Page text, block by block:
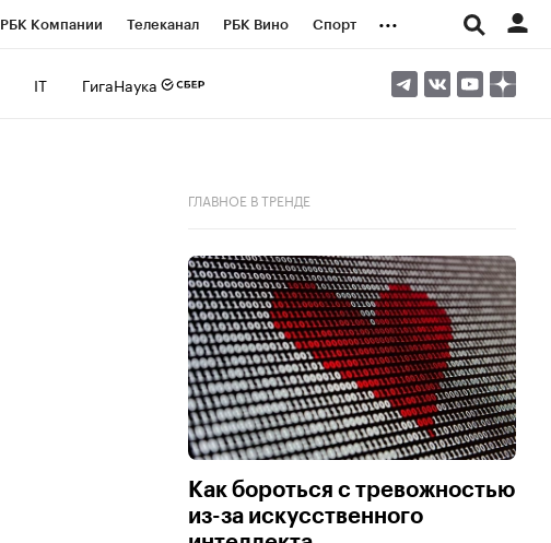
РБК Компании Телеканал РБК Вино Спорт ...
IT ГигаНаука
ГЛАВНОЕ В ТРЕНДЕ
Как бороться с тревожностью
из-за искусственного